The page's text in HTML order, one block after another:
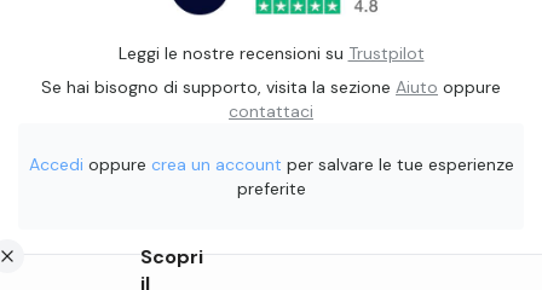
Leggi le nostre recensioni su Trustpilot
Se hai bisogno di supporto, visita la sezione Aiuto oppure
contattaci
Accedi oppure crea un account per salvare le tue esperienze
preferite
Scopri
il